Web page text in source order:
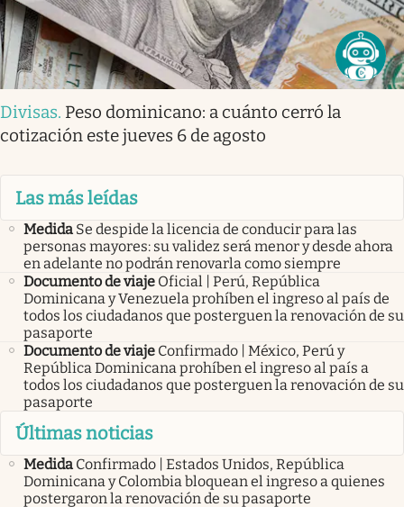
Divisas. Peso dominicano: a cuánto cerró la
cotización este jueves 6 de agosto
Las más leídas
Medida Se despide la licencia de conducir para las
personas mayores: su validez será menor y desde ahora
en adelante no podrán renovarla como siempre
Documento de viaje Oficial | Perú, República
Dominicana y Venezuela prohíben el ingreso al país de
todos los ciudadanos que posterguen la renovación de su
pasaporte
Documento de viaje Confirmado | México, Perú y
República Dominicana prohíben el ingreso al país a
todos los ciudadanos que posterguen la renovación de su
pasaporte
Últimas noticias
Medida Confirmado | Estados Unidos, República
Dominicana y Colombia bloquean el ingreso a quienes
postergaron la renovación de su pasaporte